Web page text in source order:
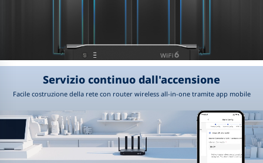
Servizio continuo dall'accensione
Facile costruzione della rete con router wireless all-in-one tramite app mobile